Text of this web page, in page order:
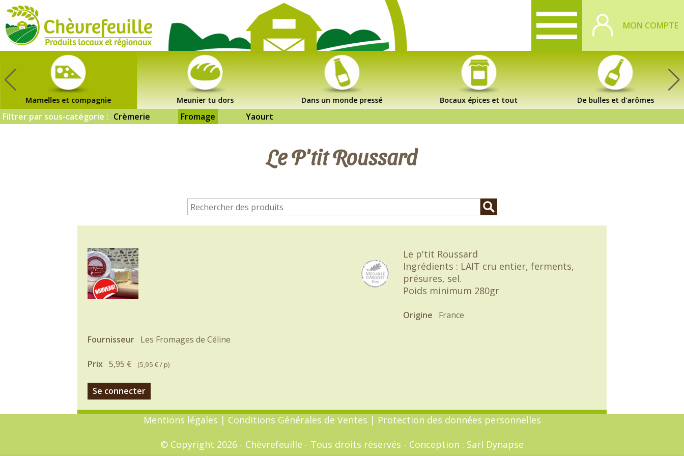
MON COMPTE
Mamelles et compagnie Meunier tu dors Dans un monde pressé Bocaux épices et tout De bulles et d'arômes
Filtrer par sous-catégorie : Crèmerie Fromage Yaourt
Le P'tit Roussard
Le p'tit Roussard
Ingrédients : LAIT cru entier, ferments,
présures, sel.
Poids minimum 280gr
Origine France
Fournisseur Les Fromages de Céline
Prix 5,95 € (5,95 €/ p)
Se connecter
Mentions légales | Conditions Générales de Ventes | Protection des données personnelles
© Copyright 2026 - Chèvrefeuille - Tous droits réservés - Conception : Sarl Dynapse